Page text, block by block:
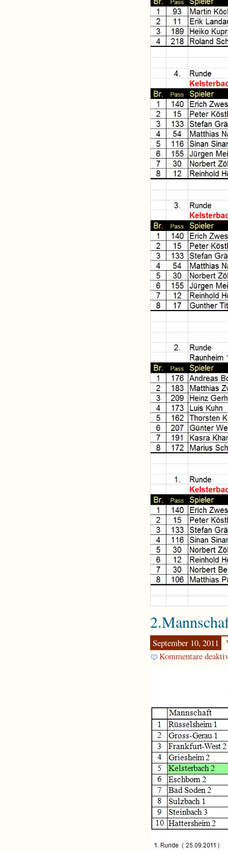
September 10, 2011
Kommentare